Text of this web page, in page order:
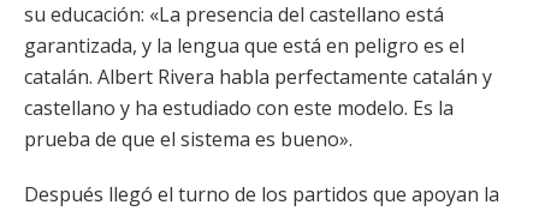
su educación: «La presencia del castellano está
garantizada, y la lengua que está en peligro es el
catalán. Albert Rivera habla perfectamente catalán y
castellano y ha estudiado con este modelo. Es la
prueba de que el sistema es bueno».
Después llegó el turno de los partidos que apoyan la